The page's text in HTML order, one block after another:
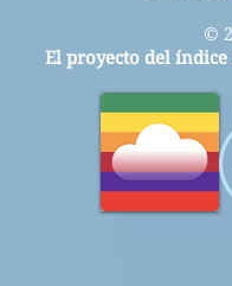
©
El proyecto del